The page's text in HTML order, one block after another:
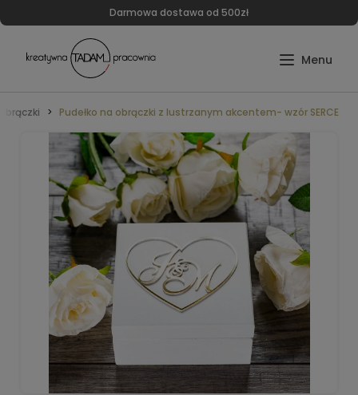
Darmowa dostawa od 500zł
Pudełko na obrączki z lustrzanym akcentem- wzór SERCE